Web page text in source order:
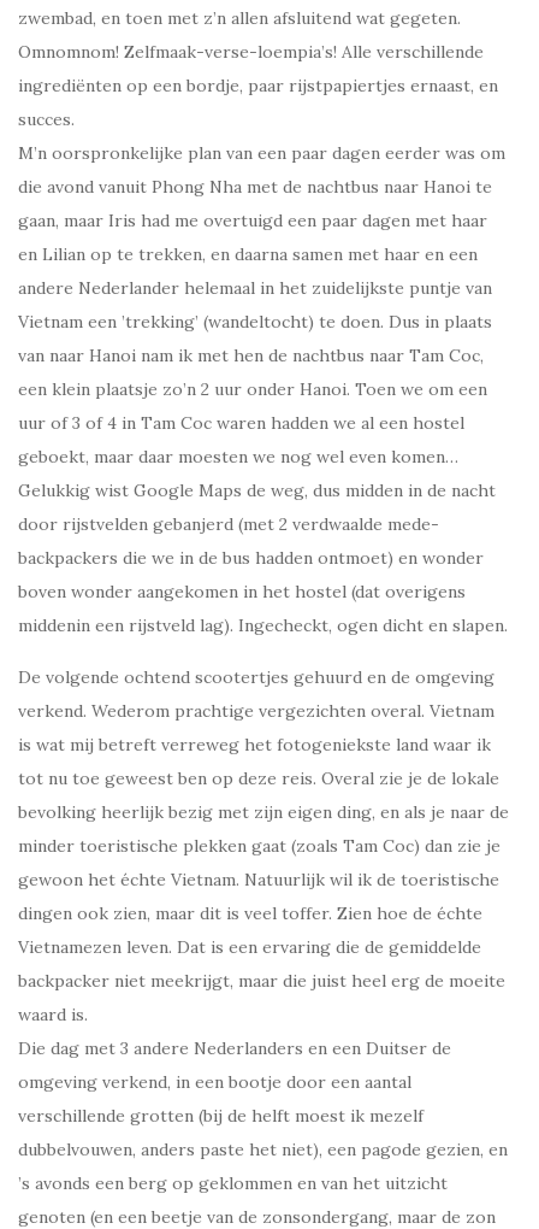
zwembad, en toen met z’n allen afsluitend wat gegeten.
Omnomnom! Zelfmaak-verse-loempia’s! Alle verschillende
ingrediënten op een bordje, paar rijstpapiertjes ernaast, en
succes.
M’n oorspronkelijke plan van een paar dagen eerder was om
die avond vanuit Phong Nha met de nachtbus naar Hanoi te
gaan, maar Iris had me overtuigd een paar dagen met haar
en Lilian op te trekken, en daarna samen met haar en een
andere Nederlander helemaal in het zuidelijkste puntje van
Vietnam een ’trekking’ (wandeltocht) te doen. Dus in plaats
van naar Hanoi nam ik met hen de nachtbus naar Tam Coc,
een klein plaatsje zo’n 2 uur onder Hanoi. Toen we om een
uur of 3 of 4 in Tam Coc waren hadden we al een hostel
geboekt, maar daar moesten we nog wel even komen…
Gelukkig wist Google Maps de weg, dus midden in de nacht
door rijstvelden gebanjerd (met 2 verdwaalde mede-
backpackers die we in de bus hadden ontmoet) en wonder
boven wonder aangekomen in het hostel (dat overigens
middenin een rijstveld lag). Ingecheckt, ogen dicht en slapen.
De volgende ochtend scootertjes gehuurd en de omgeving
verkend. Wederom prachtige vergezichten overal. Vietnam
is wat mij betreft verreweg het fotogeniekste land waar ik
tot nu toe geweest ben op deze reis. Overal zie je de lokale
bevolking heerlijk bezig met zijn eigen ding, en als je naar de
minder toeristische plekken gaat (zoals Tam Coc) dan zie je
gewoon het échte Vietnam. Natuurlijk wil ik de toeristische
dingen ook zien, maar dit is veel toffer. Zien hoe de échte
Vietnamezen leven. Dat is een ervaring die de gemiddelde
backpacker niet meekrijgt, maar die juist heel erg de moeite
waard is.
Die dag met 3 andere Nederlanders en een Duitser de
omgeving verkend, in een bootje door een aantal
verschillende grotten (bij de helft moest ik mezelf
dubbelvouwen, anders paste het niet), een pagode gezien, en
’s avonds een berg op geklommen en van het uitzicht
genoten (en een beetje van de zonsondergang, maar de zon